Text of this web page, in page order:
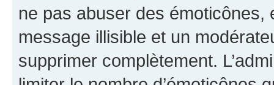
ne pas abuser des
message illisible et un
supprimer complètement.